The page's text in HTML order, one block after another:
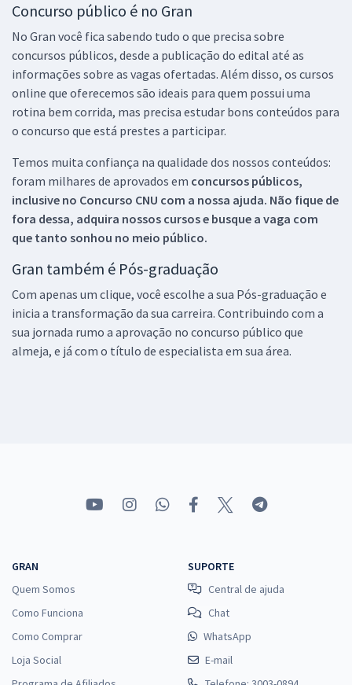
Concurso público é no Gran
No Gran você fica sabendo tudo o que precisa sobre
concursos públicos, desde a publicação do edital até as
informações sobre as vagas ofertadas. Além disso, os cursos
online que oferecemos são ideais para quem possui uma
rotina bem corrida, mas precisa estudar bons conteúdos para
o concurso que está prestes a participar.
Temos muita confiança na qualidade dos nossos conteúdos:
foram milhares de aprovados em concursos públicos,
inclusive no Concurso CNU com a nossa ajuda. Não fique de
fora dessa, adquira nossos cursos e busque a vaga com
que tanto sonhou no meio público.
Gran também é Pós-graduação
Com apenas um clique, você escolhe a sua Pós-graduação e
inicia a transformação da sua carreira. Contribuindo com a
sua jornada rumo a aprovação no concurso público que
almeja, e já com o título de especialista em sua área.
GRAN
Quem Somos
Como Funciona
Como Comprar
Loja Social
SUPORTE
Central de ajuda
Chat
WhatsApp
E-mail